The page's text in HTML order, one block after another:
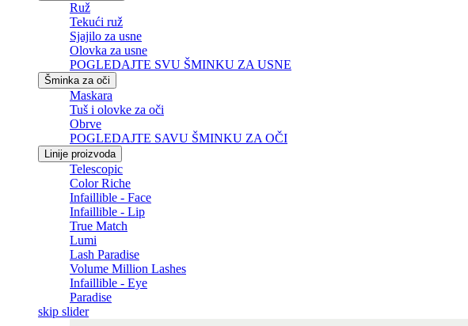
Ruž
Tekući ruž
Sjajilo za usne
Olovka za usne
POGLEDAJTE SVU ŠMINKU ZA USNE
Šminka za oči
Maskara
Tuš i olovke za oči
Obrve
POGLEDAJTE SAVU ŠMINKU ZA OČI
Linije proizvoda
Telescopic
Color Riche
Infaillible - Face
Infaillible - Lip
True Match
Lumi
Lash Paradise
Volume Million Lashes
Infaillible - Eye
Paradise
skip slider